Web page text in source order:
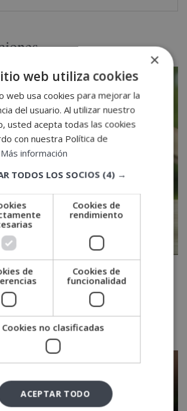
Energías Renovables + Perito
y Eficiencia Energética (Doble
€El
precio
×
web utiliza cookies
web usa cookies para mejorar la
del usuario. Al utilizar nuestro
usted acepta todas las cookies
con nuestra Política de
Más información
TODOS LOS SOCIOS (4) →
Cookies de
rendimiento
de
Cookies de
funcionalidad
Cookies no clasificadas
ACEPTAR TODO